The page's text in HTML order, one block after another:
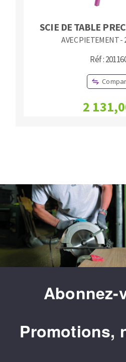
SCIE DE TABLE
AVEC PIETEMENT -
Réf :
2
Abonnez-
Promotions,